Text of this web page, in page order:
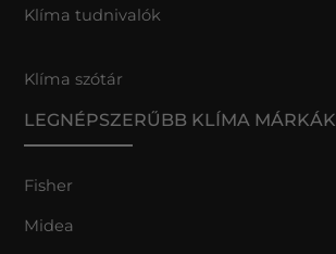
Klíma tudnivalók
Klíma szótár
LEGNÉPSZERŰBB KLÍMA MÁRKÁK
Fisher
Midea